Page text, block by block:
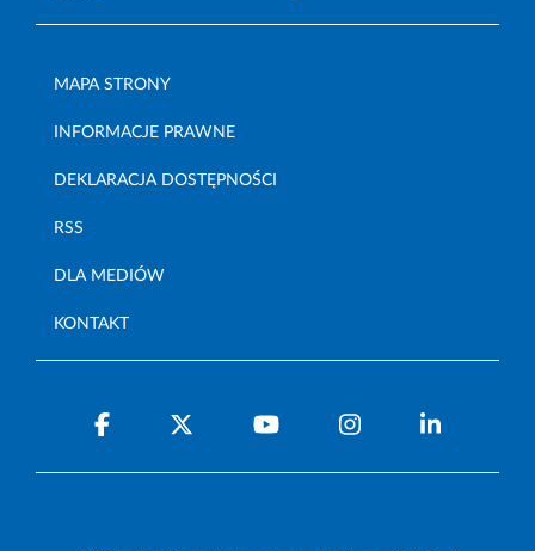
MAPA STRONY
INFORMACJE PRAWNE
DEKLARACJA DOSTĘPNOŚCI
RSS
DLA MEDIÓW
KONTAKT